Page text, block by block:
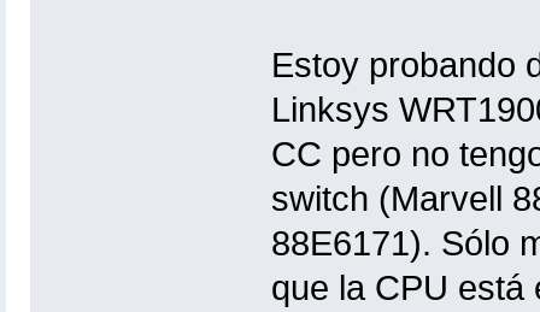
Estoy probando
Linksys
CC pero no
switch (Marvell
88E6171). Sólo
que la CPU está